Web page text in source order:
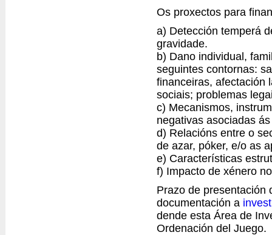
Os proxectos para
a) Detección temperá
gravidade.
b) Dano individual,
seguintes contornas:
financeiras, afectación
sociais; problemas
c) Mecanismos,
negativas asociadas
d) Relacións entre o
de azar, póker, e/o as
e) Características
f) Impacto de xénero
Prazo de
documentación a
dende esta Área de
Ordenación del Juego.